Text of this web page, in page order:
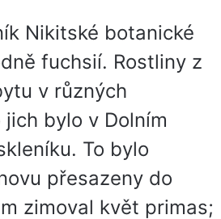
Nikitské botanické
fuchsií. Rostliny z
v různých
bylo v Dolním
To bylo
přesazeny do
zimoval květ primas;